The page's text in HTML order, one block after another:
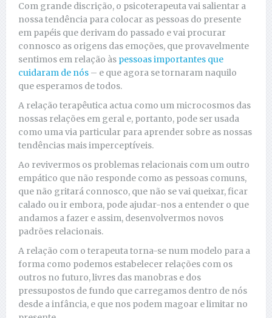
Com grande discrição, o psicoterapeuta vai salientar a
nossa tendência para colocar as pessoas do presente
em papéis que derivam do passado e vai procurar
connosco as origens das emoções, que provavelmente
sentimos em relação às pessoas importantes que
cuidaram de nós – e que agora se tornaram naquilo
que esperamos de todos.
A relação terapêutica actua como um microcosmos das
nossas relações em geral e, portanto, pode ser usada
como uma via particular para aprender sobre as nossas
tendências mais imperceptíveis.
Ao revivermos os problemas relacionais com um outro
empático que não responde como as pessoas comuns,
que não gritará connosco, que não se vai queixar, ficar
calado ou ir embora, pode ajudar-nos a entender o que
andamos a fazer e assim, desenvolvermos novos
padrões relacionais.
A relação com o terapeuta torna-se num modelo para a
forma como podemos estabelecer relações com os
outros no futuro, livres das manobras e dos
pressupostos de fundo que carregamos dentro de nós
desde a infância, e que nos podem magoar e limitar no